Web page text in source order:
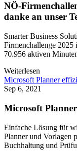
NÖ-
danke an unser
Smarter Business
Firmenchallenge 2025
70.956 aktiven
Weiterlesen
Microsoft Planner
Sep 6, 2021
Microsoft
Einfache Lösung für
Planner und Vorlagen
Buchhaltung und